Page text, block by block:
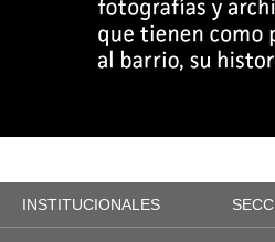
INSTITUCIONALES